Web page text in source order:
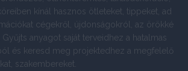
kínál hasznos ötleteket, tippeket, ad
cégekről, újdonságokról, az örökké
anyagot saját terveidhez a hatalmas
és keresd meg projektedhez a megfelelő
szakembereket.